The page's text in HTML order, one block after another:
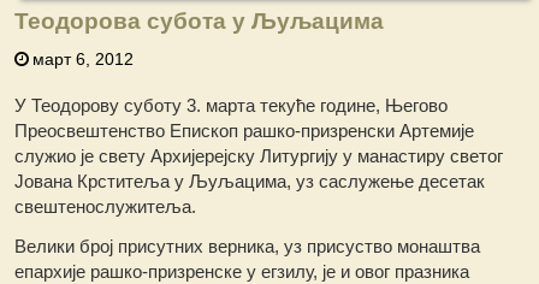
Теодорова субота у Љуљацима
март 6, 2012
У Теодорову суботу 3. марта текуће године, Његово
Преосвештенство Епископ рашко-призренски Артемије
служио је свету Архијерејску Литургију у манастиру светог
Јована Крститеља у Љуљацима, уз саслужење десетак
свештенослужитеља.
Велики број присутних верника, уз присуство монаштва
епархије рашко-призренске у егзилу, је и овог празника